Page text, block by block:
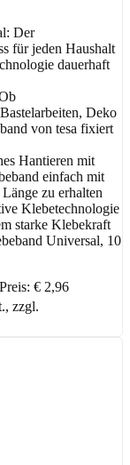
Der
für jeden Haushalt
dauerhaft
Deko
von tesa fixiert
Hantieren mit
einfach mit
zu erhalten
Klebetechnologie
starke Klebekraft
Universal, 10
Preis: € 2,96
zzgl.